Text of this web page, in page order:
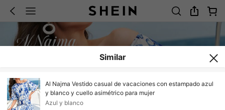
Similar
Al Najma Vestido casual de vacaciones con estampado azul
y blanco y cuello asimétrico para mujer
Azul y blanco